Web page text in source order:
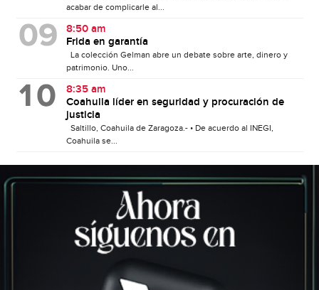
acabar de complicarle al...
8:50 am
Frida en garantía
La colección Gelman abre un debate sobre arte, dinero y
patrimonio. Uno...
8:35 am
Coahuila líder en seguridad y procuración de
justicia
Saltillo, Coahuila de Zaragoza.- • De acuerdo al INEGI,
Coahuila se...